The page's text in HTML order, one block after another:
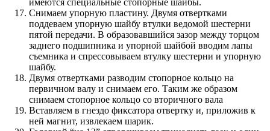
имеются специальные стопорные шайбы.
Снимаем упорную пластину. Двумя отвертками
поддеваем упорную шайбу втулки ведомой шестерни
пятой передачи. В образовавшийся зазор между торцом
заднего подшипника и упорной шайбой вводим лапы
съемника и спрессовываем втулку шестерни и упорную
шайбу.
Двумя отвертками разводим стопорное кольцо на
первичном валу и снимаем его. Таким же образом
снимаем стопорное кольцо со вторичного вала
Вставляем в гнездо фиксатора отвертку и, приложив к
ней магнит, извлекаем шарик.